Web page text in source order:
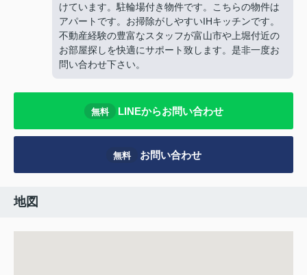
けています。駐輪場付き物件です。こちらの物件は
アパートです。お掃除がしやすいIHキッチンです。
不動産経験の豊富なスタッフが富山市や上堀付近の
お部屋探しを快適にサポート致します。是非一度お
問い合わせ下さい。
無料 LINEからお問い合わせ
無料 お問い合わせ
地図